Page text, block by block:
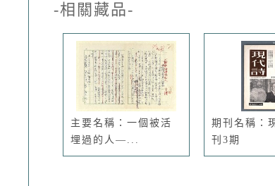
-相關藏品-
主要名稱：一個被活
埋過的人—...
期刊名稱：
刊3期